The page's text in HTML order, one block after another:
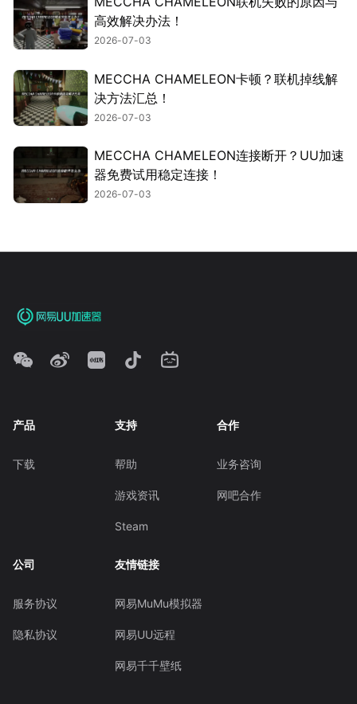
高效解决办法！
2026-07-03
MECCHA CHAMELEON卡顿？联机掉线解
决方法汇总！
2026-07-03
MECCHA CHAMELEON连接断开？UU加速
器免费试用稳定连接！
2026-07-03
产品
下载
支持
帮助
游戏资讯
Steam
合作
业务咨询
网吧合作
公司
服务协议
隐私协议
友情链接
网易MuMu模拟器
网易UU远程
网易千千壁纸